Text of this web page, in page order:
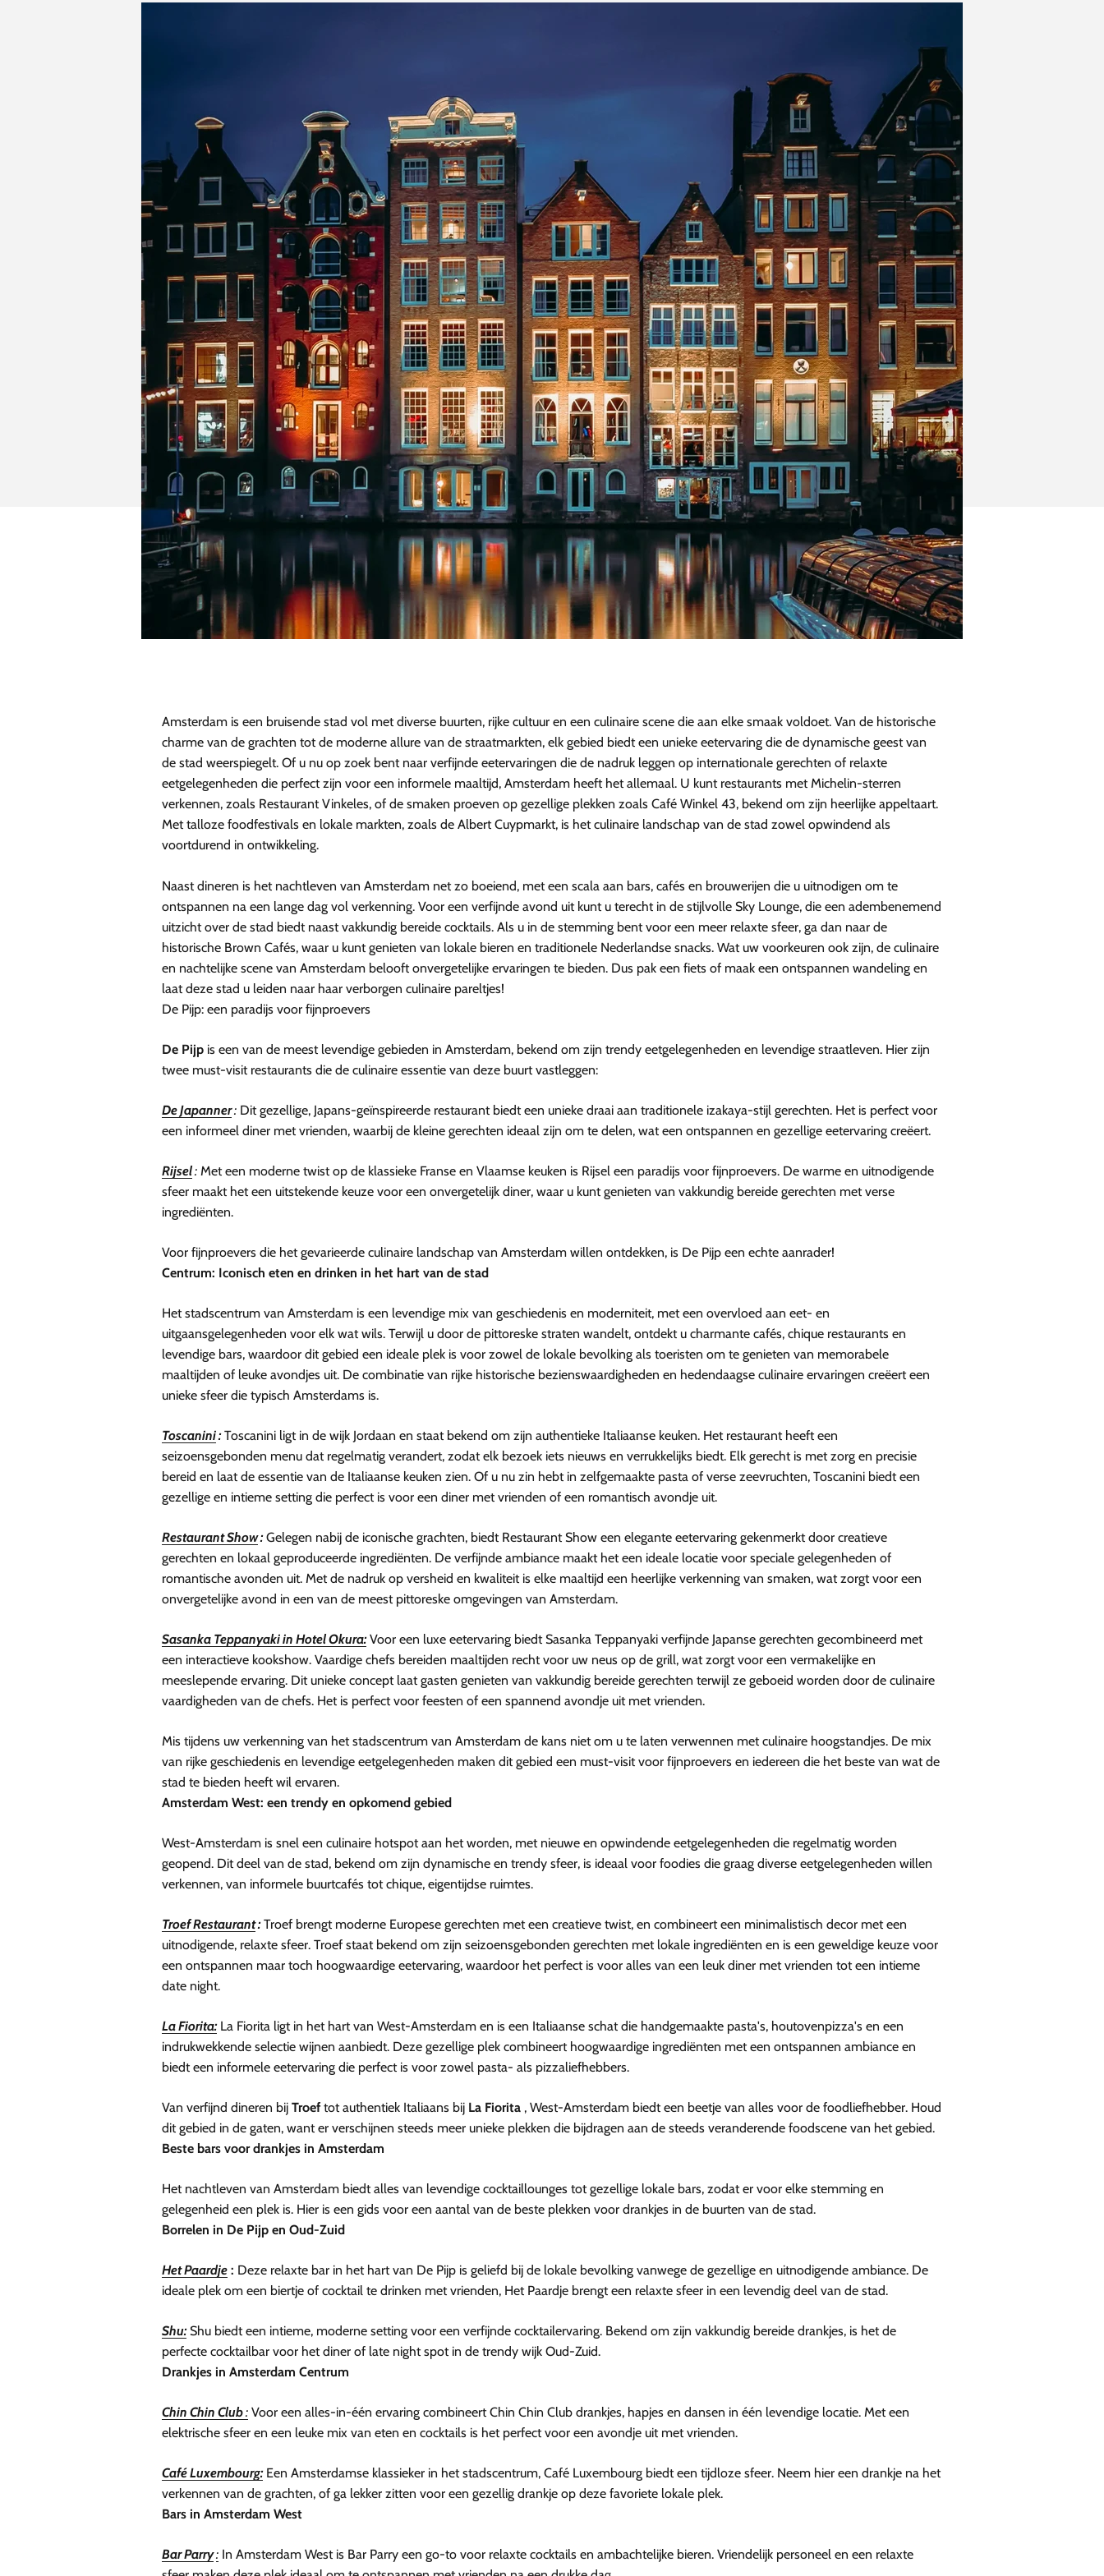
Amsterdam is een bruisende stad vol met diverse buurten, rijke cultuur en een culinaire scene die aan elke smaak voldoet. Van de historische
charme van de grachten tot de moderne allure van de straatmarkten, elk gebied biedt een unieke eetervaring die de dynamische geest van
de stad weerspiegelt. Of u nu op zoek bent naar verfijnde eetervaringen die de nadruk leggen op internationale gerechten of relaxte
eetgelegenheden die perfect zijn voor een informele maaltijd, Amsterdam heeft het allemaal. U kunt restaurants met Michelin-sterren
verkennen, zoals Restaurant Vinkeles, of de smaken proeven op gezellige plekken zoals Café Winkel 43, bekend om zijn heerlijke appeltaart.
Met talloze foodfestivals en lokale markten, zoals de Albert Cuypmarkt, is het culinaire landschap van de stad zowel opwindend als
voortdurend in ontwikkeling.
Naast dineren is het nachtleven van Amsterdam net zo boeiend, met een scala aan bars, cafés en brouwerijen die u uitnodigen om te
ontspannen na een lange dag vol verkenning. Voor een verfijnde avond uit kunt u terecht in de stijlvolle Sky Lounge, die een adembenemend
uitzicht over de stad biedt naast vakkundig bereide cocktails. Als u in de stemming bent voor een meer relaxte sfeer, ga dan naar de
historische Brown Cafés, waar u kunt genieten van lokale bieren en traditionele Nederlandse snacks. Wat uw voorkeuren ook zijn, de culinaire
en nachtelijke scene van Amsterdam belooft onvergetelijke ervaringen te bieden. Dus pak een fiets of maak een ontspannen wandeling en
laat deze stad u leiden naar haar verborgen culinaire pareltjes!
De Pijp: een paradijs voor fijnproevers
De Pijp is een van de meest levendige gebieden in Amsterdam, bekend om zijn trendy eetgelegenheden en levendige straatleven. Hier zijn
twee must-visit restaurants die de culinaire essentie van deze buurt vastleggen:
De Japanner: Dit gezellige, Japans-geïnspireerde restaurant biedt een unieke draai aan traditionele izakaya-stijl gerechten. Het is perfect voor
een informeel diner met vrienden, waarbij de kleine gerechten ideaal zijn om te delen, wat een ontspannen en gezellige eetervaring creëert.
Rijsel: Met een moderne twist op de klassieke Franse en Vlaamse keuken is Rijsel een paradijs voor fijnproevers. De warme en uitnodigende
sfeer maakt het een uitstekende keuze voor een onvergetelijk diner, waar u kunt genieten van vakkundig bereide gerechten met verse
ingrediënten.
Voor fijnproevers die het gevarieerde culinaire landschap van Amsterdam willen ontdekken, is De Pijp een echte aanrader!
Centrum: Iconisch eten en drinken in het hart van de stad
Het stadscentrum van Amsterdam is een levendige mix van geschiedenis en moderniteit, met een overvloed aan eet- en
uitgaansgelegenheden voor elk wat wils. Terwijl u door de pittoreske straten wandelt, ontdekt u charmante cafés, chique restaurants en
levendige bars, waardoor dit gebied een ideale plek is voor zowel de lokale bevolking als toeristen om te genieten van memorabele
maaltijden of leuke avondjes uit. De combinatie van rijke historische bezienswaardigheden en hedendaagse culinaire ervaringen creëert een
unieke sfeer die typisch Amsterdams is.
Toscanini:Toscanini ligt in de wijk Jordaan en staat bekend om zijn authentieke Italiaanse keuken. Het restaurant heeft een
seizoensgebonden menu dat regelmatig verandert, zodat elk bezoek iets nieuws en verrukkelijks biedt. Elk gerecht is met zorg en precisie
bereid en laat de essentie van de Italiaanse keuken zien. Of u nu zin ​​hebt in zelfgemaakte pasta of verse zeevruchten, Toscanini biedt een
gezellige en intieme setting die perfect is voor een diner met vrienden of een romantisch avondje uit.
Restaurant Show:Gelegen nabij de iconische grachten, biedt Restaurant Show een elegante eetervaring gekenmerkt door creatieve
gerechten en lokaal geproduceerde ingrediënten. De verfijnde ambiance maakt het een ideale locatie voor speciale gelegenheden of
romantische avonden uit. Met de nadruk op versheid en kwaliteit is elke maaltijd een heerlijke verkenning van smaken, wat zorgt voor een
onvergetelijke avond in een van de meest pittoreske omgevingen van Amsterdam.
Sasanka Teppanyaki in Hotel Okura:Voor een luxe eetervaring biedt Sasanka Teppanyaki verfijnde Japanse gerechten gecombineerd met
een interactieve kookshow. Vaardige chefs bereiden maaltijden recht voor uw neus op de grill, wat zorgt voor een vermakelijke en
meeslepende ervaring. Dit unieke concept laat gasten genieten van vakkundig bereide gerechten terwijl ze geboeid worden door de culinaire
vaardigheden van de chefs. Het is perfect voor feesten of een spannend avondje uit met vrienden.
Mis tijdens uw verkenning van het stadscentrum van Amsterdam de kans niet om u te laten verwennen met culinaire hoogstandjes. De mix
van rijke geschiedenis en levendige eetgelegenheden maken dit gebied een must-visit voor fijnproevers en iedereen die het beste van wat de
stad te bieden heeft wil ervaren.
Amsterdam West: een trendy en opkomend gebied
West-Amsterdam is snel een culinaire hotspot aan het worden, met nieuwe en opwindende eetgelegenheden die regelmatig worden
geopend. Dit deel van de stad, bekend om zijn dynamische en trendy sfeer, is ideaal voor foodies die graag diverse eetgelegenheden willen
verkennen, van informele buurtcafés tot chique, eigentijdse ruimtes.
Troef Restaurant:Troef brengt moderne Europese gerechten met een creatieve twist, en combineert een minimalistisch decor met een
uitnodigende, relaxte sfeer. Troef staat bekend om zijn seizoensgebonden gerechten met lokale ingrediënten en is een geweldige keuze voor
een ontspannen maar toch hoogwaardige eetervaring, waardoor het perfect is voor alles van een leuk diner met vrienden tot een intieme
date night.
La Fiorita:La Fiorita ligt in het hart van West-Amsterdam en is een Italiaanse schat die handgemaakte pasta's, houtovenpizza's en een
indrukwekkende selectie wijnen aanbiedt. Deze gezellige plek combineert hoogwaardige ingrediënten met een ontspannen ambiance en
biedt een informele eetervaring die perfect is voor zowel pasta- als pizzaliefhebbers.
Van verfijnd dineren bij Troeftot authentiek Italiaans bij La Fiorita , West-Amsterdam biedt een beetje van alles voor de foodliefhebber. Houd
dit gebied in de gaten, want er verschijnen steeds meer unieke plekken die bijdragen aan de steeds veranderende foodscene van het gebied.
Beste bars voor drankjes in Amsterdam
Het nachtleven van Amsterdam biedt alles van levendige cocktaillounges tot gezellige lokale bars, zodat er voor elke stemming en
gelegenheid een plek is. Hier is een gids voor een aantal van de beste plekken voor drankjes in de buurten van de stad.
Borrelen in De Pijp en Oud-Zuid
Het Paardje : Deze relaxte bar in het hart van De Pijp is geliefd bij de lokale bevolking vanwege de gezellige en uitnodigende ambiance. De
ideale plek om een ​​biertje of cocktail te drinken met vrienden, Het Paardje brengt een relaxte sfeer in een levendig deel van de stad.
Shu:Shu biedt een intieme, moderne setting voor een verfijnde cocktailervaring. Bekend om zijn vakkundig bereide drankjes, is het de
perfecte cocktailbar voor het diner of late night spot in de trendy wijk Oud-Zuid.
Drankjes in Amsterdam Centrum
Chin Chin Club: Voor een alles-in-één ervaring combineert Chin Chin Club drankjes, hapjes en dansen in één levendige locatie. Met een
elektrische sfeer en een leuke mix van eten en cocktails is het perfect voor een avondje uit met vrienden.
Café Luxembourg:Een Amsterdamse klassieker in het stadscentrum, Café Luxembourg biedt een tijdloze sfeer. Neem hier een drankje na het
verkennen van de grachten, of ga lekker zitten voor een gezellig drankje op deze favoriete lokale plek.
Bars in Amsterdam West
Bar Parry: In Amsterdam West is Bar Parry een go-to voor relaxte cocktails en ambachtelijke bieren. Vriendelijk personeel en een relaxte